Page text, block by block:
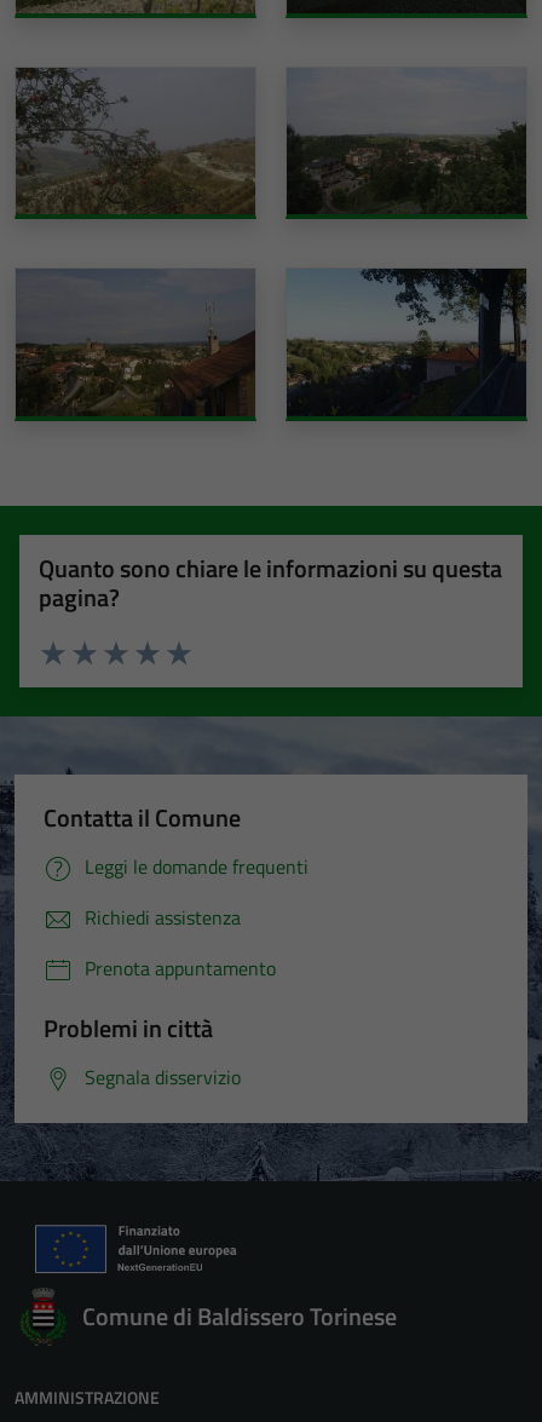
Quanto sono chiare le informazioni su questa
pagina?
Valuta 5 stelle su 5
Valuta 4 stelle su 5
Valuta 3 stelle su 5
Valuta 2 stelle su 5
Valuta 1 stelle su 5
Contatta il Comune
Leggi le domande frequenti
Richiedi assistenza
Prenota appuntamento
Problemi in città
Segnala disservizio
Comune di Baldissero Torinese
AMMINISTRAZIONE